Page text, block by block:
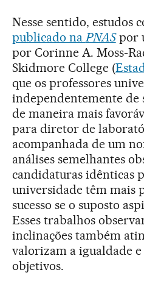
Nesse sentido, estudos
publicado na PNASpor
por Corinne A. Moss-
Skidmore College (
que os professores
independentemente de
de maneira mais
para diretor de
acompanhada de um
análises semelhantes
candidaturas idênticas
universidade têm mais
sucesso se o suposto
Esses trabalhos
inclinações também
valorizam a igualdade e
objetivos.